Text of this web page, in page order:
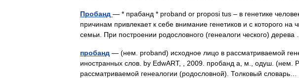
Пробанд — * прабанд * proband or proposi tus – в генетике
причинам привлекает к себе внимание генетиков и с которого
семьи. При построении родословного (генеалоги ческого)
пробанд — (нем. proband) исходное лицо в рассматриваемой
иностранных слов. by EdwART, , 2009. пробанд а, м., одуш. (нем.
рассматриваемой генеалогии (родословной). Толковый